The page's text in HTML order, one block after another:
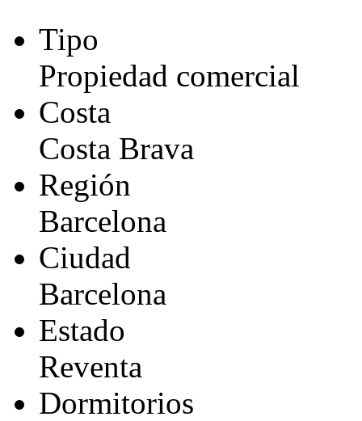
Tipo
Propiedad comercial
Costa
Costa Brava
Región
Barcelona
Ciudad
Barcelona
Estado
Reventa
Dormitorios